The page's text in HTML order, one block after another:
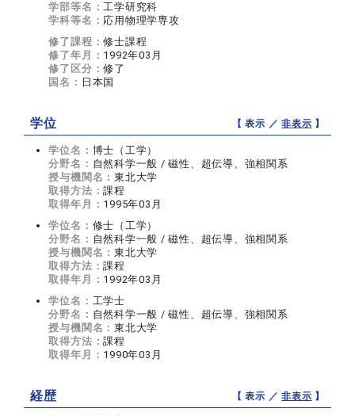
学部等名：工学研究科
学科等名： 応用物理学専攻
修了課程：修士課程
修了年月： 1992年03月
修了区分：修了
国名： 日本国
学位 【 表示 ／非表示 】
学位名： 博士（工学）
分野名： 自然科学一般 / 磁性、超伝導、強相関系
授与機関名：東北大学
取得方法：課程
取得年月： 1995年03月
学位名： 修士（工学）
分野名： 自然科学一般 / 磁性、超伝導、強相関系
授与機関名：東北大学
取得方法：課程
取得年月： 1992年03月
学位名： 工学士
分野名： 自然科学一般 / 磁性、超伝導、強相関系
授与機関名：東北大学
取得方法：課程
取得年月： 1990年03月
経歴 【 表示 ／非表示 】